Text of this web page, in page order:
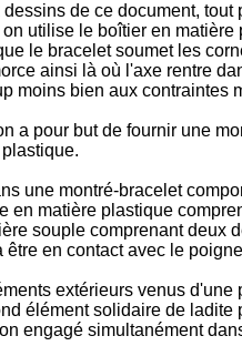
de ce document,
on utilise le boîtier en
le bracelet soumet les
ainsi là où l'axe rentre
moins bien aux contraintes
a pour but de fournir une
une montré-bracelet
en matière plastique
souple comprenant deux
être en contact avec le
extérieurs venus
élément solidaire de
engagé simultanément